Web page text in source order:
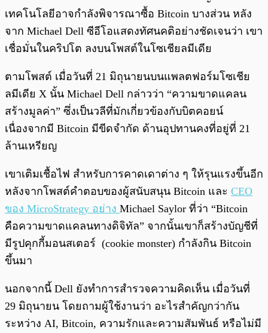
เทคโนโลยีอาจกำลังพิจารณาซื้อ Bitcoin บางส่วน หลัง
จาก Michael Dell ซีอีโอแสดงทัศนคติอย่างชัดเจนว่า เขา
เชื่อมั่นในคริปโต ลงบนโพสต์ในโซเชียลมีเดีย
ตามโพสต์ เมื่อวันที่ 21 มิถุนายนบนแพลตฟอร์มโซเชีย
ลมีเดีย X นั้น Michael Dell กล่าวว่า “ความขาดแคลน
สร้างมูลค่า” ซึ่งเป็นวลีที่มักเกี่ยวข้องกับบิตคอยน์
เนื่องจากมี Bitcoin มีขีดจำกัด ด้านอุปทานคงที่อยู่ที่ 21
ล้านเหรียญ
เขาเติมเชื้อไฟ สำหรับการคาดเดาต่าง ๆ ให้รุนแรงขึ้นอีก
หลังจากโพสต์คำตอบของผู้สนับสนุน Bitcoin และ CEO
ของ MicroStrategy อย่าง Michael Saylor ที่ว่า “Bitcoin
คือความขาดแคลนทางดิจิทัล” จากนั้นเขาก็สร้างบัญชีที่
มีรูปคุกกี้มอนสเตอร์ (cookie monster) กำลังกิน Bitcoin
ขึ้นมา
นอกจากนี้ Dell ยังทำการสำรวจความคิดเห็น เมื่อวันที่
29 มิถุนายน โดยถามผู้ใช้งานว่า อะไรสำคัญกว่ากัน
ระหว่าง AI, Bitcoin, ความรักและความสัมพันธ์ หรือไม่มี